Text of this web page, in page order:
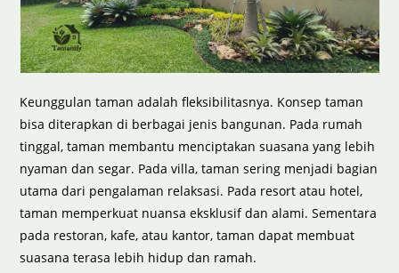
Keunggulan taman adalah fleksibilitasnya. Konsep taman
bisa diterapkan di berbagai jenis bangunan. Pada rumah
tinggal, taman membantu menciptakan suasana yang lebih
nyaman dan segar. Pada villa, taman sering menjadi bagian
utama dari pengalaman relaksasi. Pada resort atau hotel,
taman memperkuat nuansa eksklusif dan alami. Sementara
pada restoran, kafe, atau kantor, taman dapat membuat
suasana terasa lebih hidup dan ramah.